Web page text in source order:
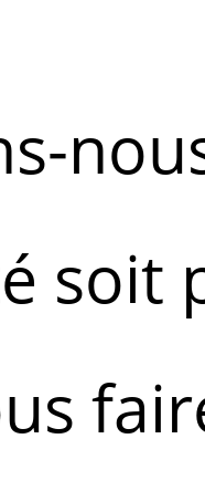
soit